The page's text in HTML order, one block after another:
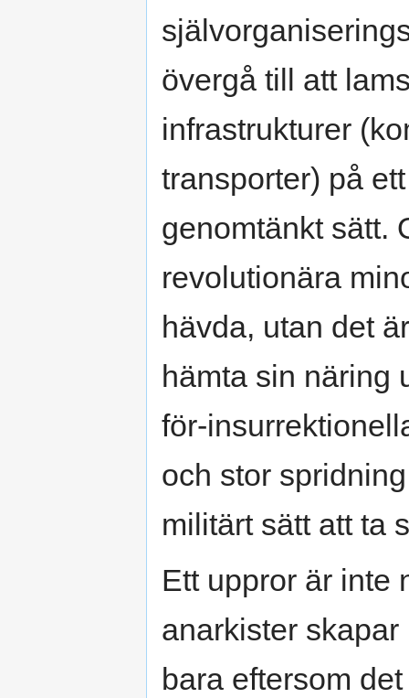
övergå till att
infrastrukturer
transporter) på
genomtänkt sätt.
revolutionära
hävda, utan det
hämta sin näring
för-
och stor
militärt sätt att ta
Ett uppror är inte
anarkister
bara eftersom